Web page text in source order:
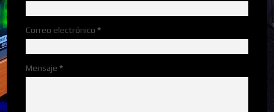
Correo electrónico*
Mensaje*